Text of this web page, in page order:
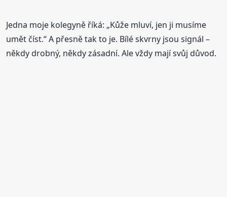
Jedna moje kolegyně říká: „Kůže mluví, jen ji musíme
umět číst.“ A přesně tak to je. Bílé skvrny jsou signál –
někdy drobný, někdy zásadní. Ale vždy mají svůj důvod.